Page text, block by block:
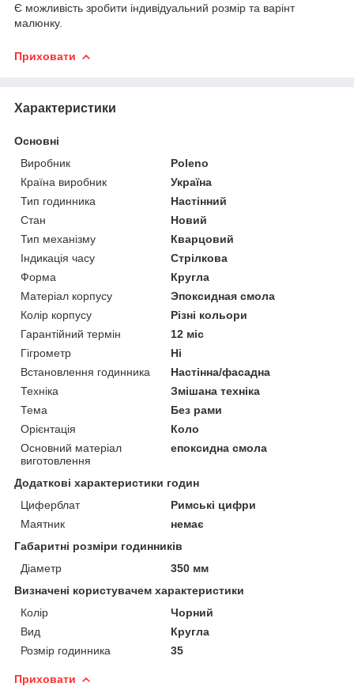
Є можливість зробити індивідуальний розмір та варінт
малюнку.
Приховати
Характеристики
Основні
Виробник
Poleno
Країна виробник
Україна
Тип годинника
Настінний
Стан
Новий
Тип механізму
Кварцовий
Індикація часу
Стрілкова
Форма
Кругла
Матеріал корпусу
Эпоксидная смола
Колір корпусу
Різні кольори
Гарантійний термін
12 міс
Гігрометр
Ні
Встановлення годинника
Настінна/фасадна
Техніка
Змішана техніка
Тема
Без рами
Орієнтація
Коло
Основний матеріал
виготовлення
епоксидна смола
Додаткові характеристики годин
Циферблат
Римські цифри
Маятник
немає
Габаритні розміри годинників
Діаметр
350 мм
Визначені користувачем характеристики
Колір
Чорний
Вид
Кругла
Розмір годинника
35
Приховати